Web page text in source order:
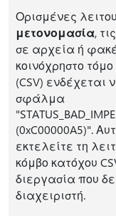
Ορισμένες
μετονομασία,
σε αρχεία ή
κοινόχρηστο
(CSV) ενδέχεται
σφάλμα
(0xC00000A5)".
εκτελείτε τη
κόμβο κατόχου
διεργασία που
διαχειριστή.